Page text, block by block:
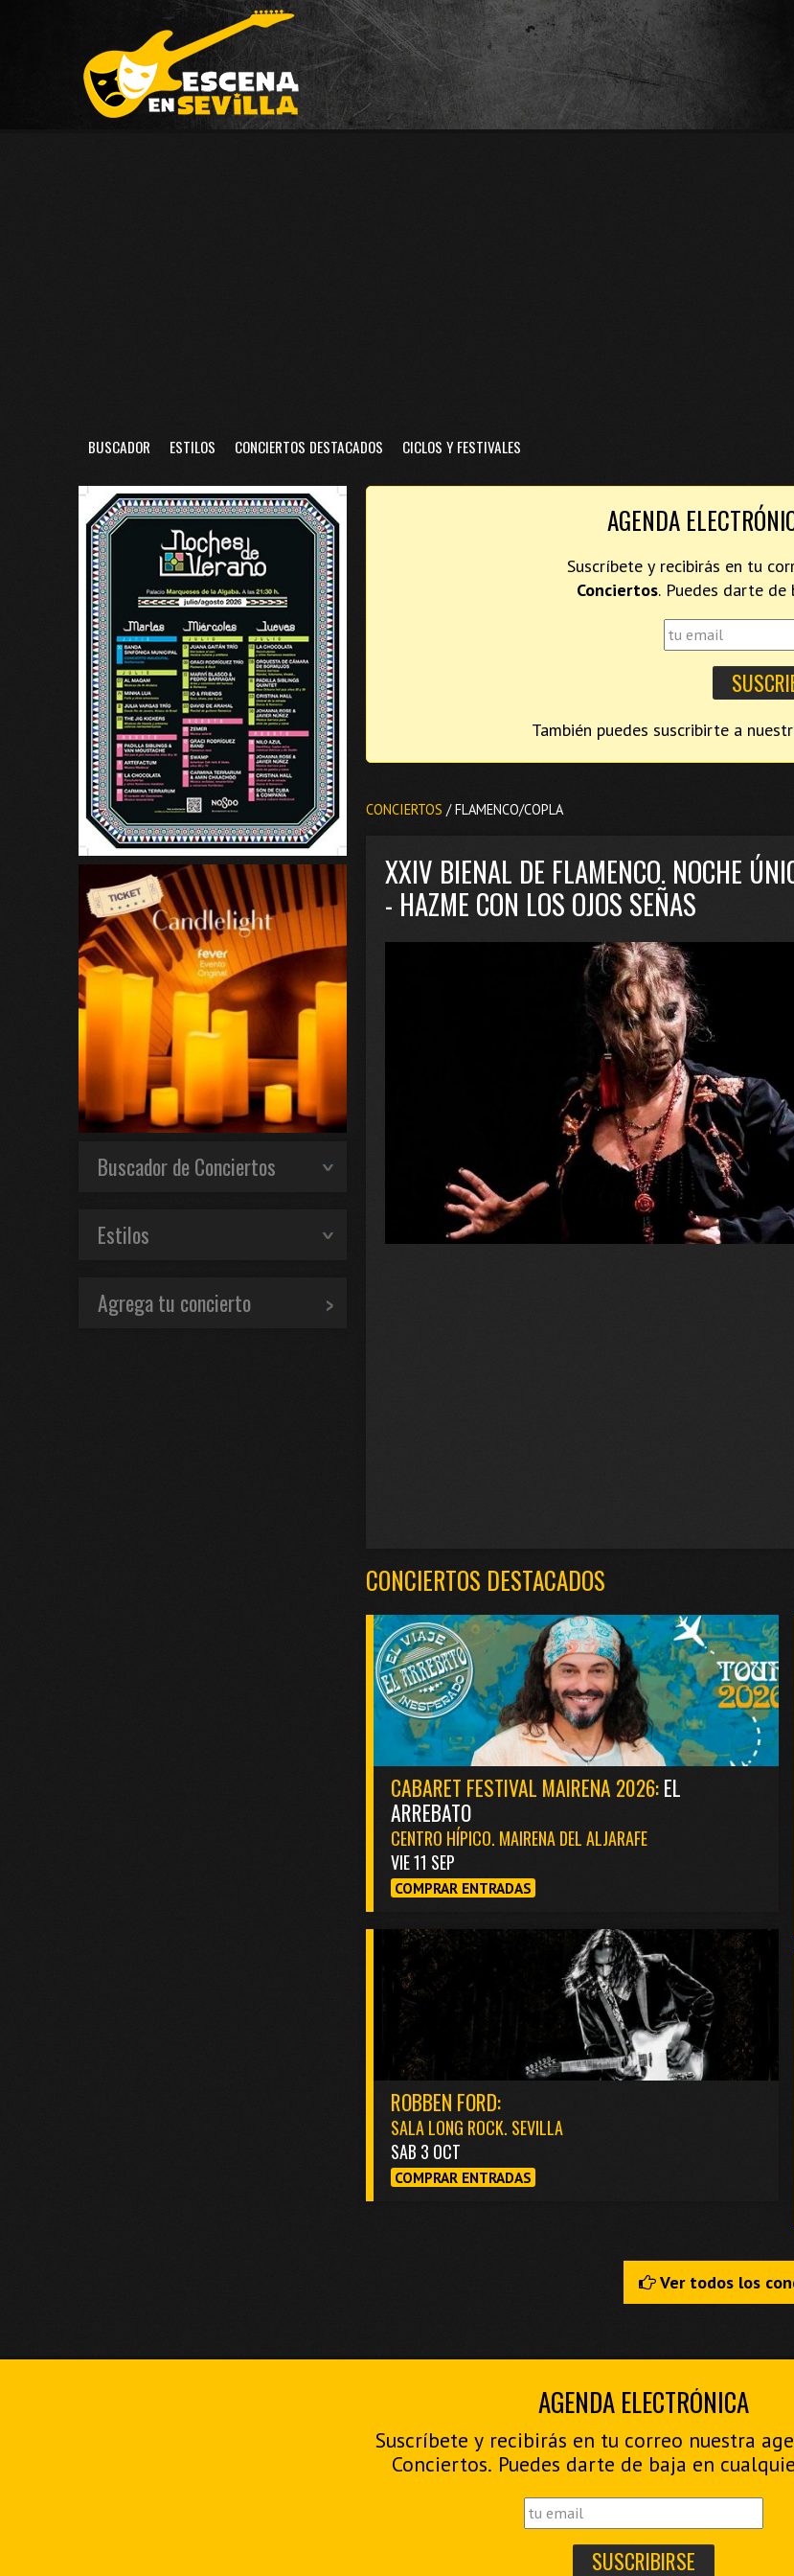
BUSCADOR ESTILOS CONCIERTOS DESTACADOS CICLOS Y FESTIVALES
AGENDA
Suscríbete y recibirás en tu
Conciertos. Puedes darte
También puedes suscribirte a
CONCIERTOS / FLAMENCO/COPLA
XXIV BIENAL DE FLAMENCO. NOCHE
- HAZME CON LOS OJOS SEÑAS
CONCIERTOS DESTACADOS
CABARET FESTIVAL MAIRENA 2026:EL
ARREBATO
CENTRO HÍPICO. MAIRENA DEL ALJARAFE
VIE 11 SEP
COMPRAR ENTRADAS
ROBBEN FORD:
SALA LONG ROCK. SEVILLA
SAB 3 OCT
COMPRAR ENTRADAS
Ver todos los
Buscador de Conciertos
Estilos
Agrega tu concierto
AGENDA ELECTRÓNICA
Suscríbete y recibirás en tu correo nuestra
Conciertos. Puedes darte de baja en